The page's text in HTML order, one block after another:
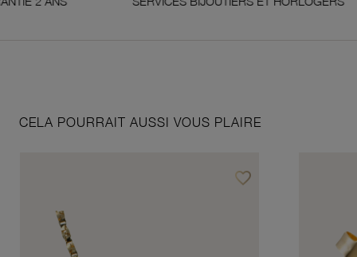
CELA POURRAIT AUSSI VOUS PLAIRE
favorite_borderAjouter à vos favoris